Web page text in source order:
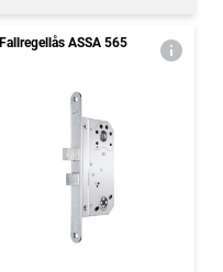
Fallregellås ASSA 565